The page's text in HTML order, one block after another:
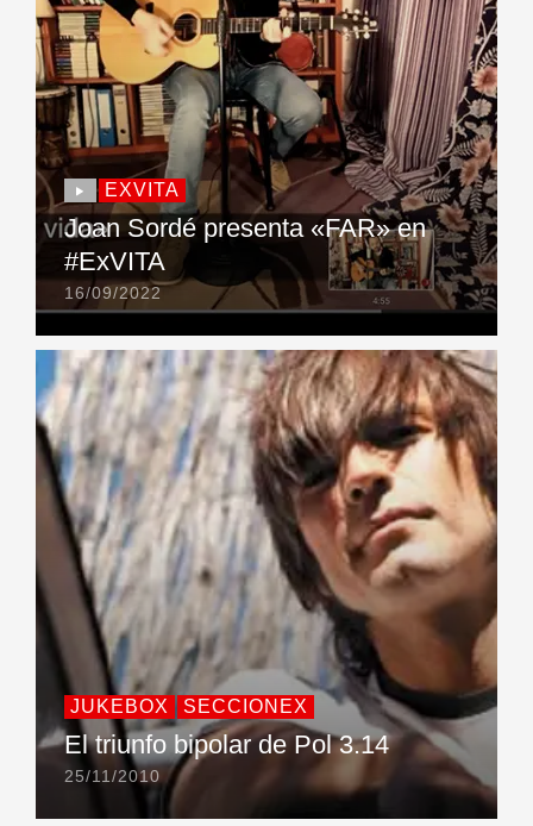
EXVITA
Joan Sordé presenta «FAR» en
#ExVITA
16/09/2022
JUKEBOX SECCIONEX
El triunfo bipolar de Pol 3.14
25/11/2010